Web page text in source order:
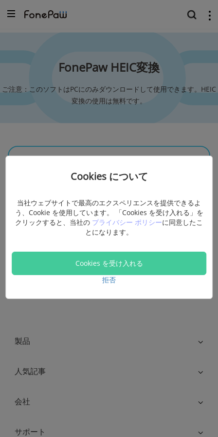
FonePaw HEIC変換
ご注意：このソフトはPCにのみダウンロードして使用できます。HEIC
変換の使用は無料です。
HEIC変換 無料
$0 $0
詳細はこちらへ
製品
人気記事
会社
サポート
Cookies について
当社ウェブサイトで最高のエクスペリエンスを提供できるよ
う、Cookie を使用しています。 「Cookies を受け入れる」を
クリックすると、当社の プライバシー ポリシーに同意したこ
とになります。
Cookies を受け入れる
拒否